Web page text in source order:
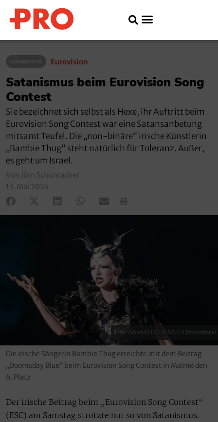
KOMMENTAR Eurovision
Satanismus beim Eurovision Song
Contest
Sie bezeichnet sich selbst als Hexe, ihr Auftritt beim
Eurovision Song Contest war eine Satansanbetung
mitsamt Teufel. Die „non-binäre“ irische Künstlerin
„Bambie Thug“ steht natürlich für Toleranz. Außer,
es geht um Israel.
Von Jörn Schumacher
13. Mai 2024
Foto: Arkland | CC BY-SA 4.0 International
Die irische Sängerin Bambie Thug erreichte mit dem Beitrag
„Doomsday Blue“ beim Eurovision Song Contest in Malmö den
6. Platz
Der irische Beitrag beim „Eurovision Song Contest“
(ESC) am Samstag strotzte nur so von Satanismus.